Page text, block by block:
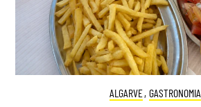
ALGARVE, GASTRONOMIA